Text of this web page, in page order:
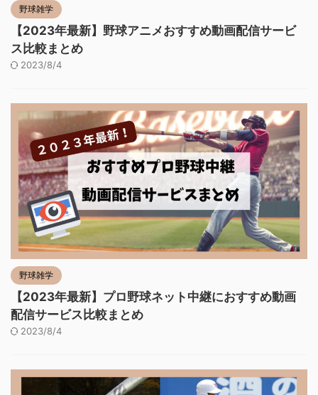
野球雑学
【2023年最新】野球アニメおすすめ動画配信サービ
ス比較まとめ
2023/8/4
野球雑学
【2023年最新】プロ野球ネット中継におすすめ動画
配信サービス比較まとめ
2023/8/4